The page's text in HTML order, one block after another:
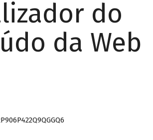
do
da Web